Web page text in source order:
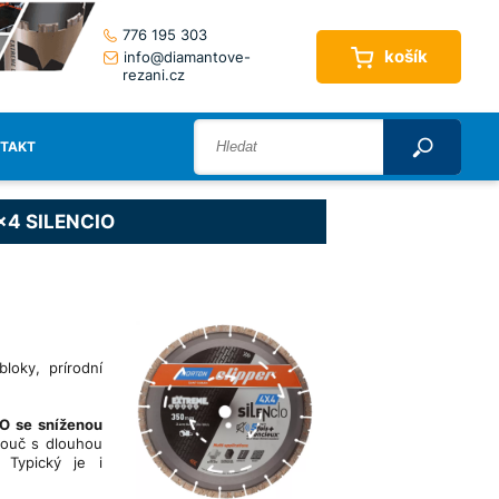
776 195 303
info@diamantove-
rezani.cz
košík
SILENCIO
prírodní
se sníženou
s dlouhou
Typický je i